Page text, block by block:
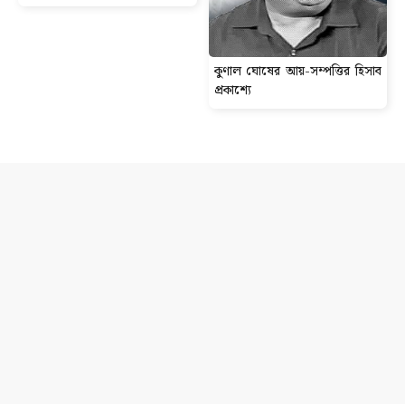
কুণাল ঘোষের আয়-সম্পত্তির হিসাব
প্রকাশ্যে